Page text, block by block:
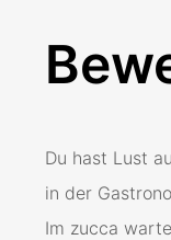
Du hast Lust
in der
Im zucca